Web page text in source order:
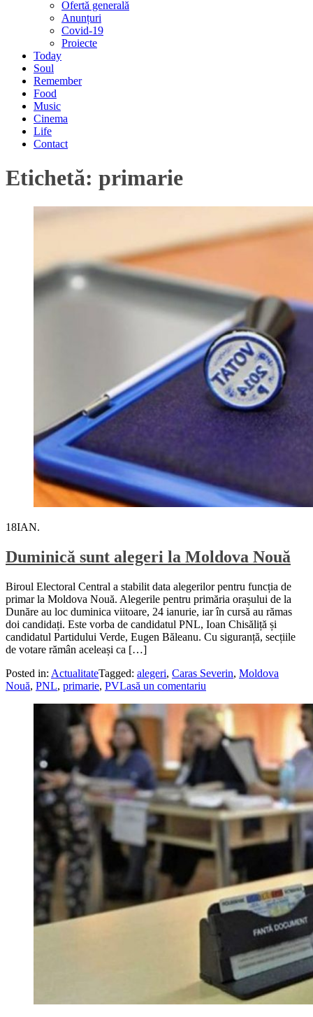
Ofertă generală
Anunțuri
Covid-19
Proiecte
Today
Soul
Remember
Food
Music
Cinema
Life
Contact
Etichetă: primarie
18IAN.
Duminică sunt alegeri la Moldova Nouă
Biroul Electoral Central a stabilit data alegerilor pentru funcția de
primar la Moldova Nouă. Alegerile pentru primăria orașului de la
Dunăre au loc duminica viitoare, 24 ianurie, iar în cursă au rămas
doi candidați. Este vorba de candidatul PNL, Ioan Chisăliță și
candidatul Partidului Verde, Eugen Băleanu. Cu siguranță, secțiile
de votare rămân aceleași ca […]
Posted in: ActualitateTagged: alegeri, Caras Severin, Moldova
Nouă, PNL, primarie, PVLasă un comentariu